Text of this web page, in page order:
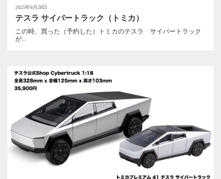
2025年6月28日
テスラ サイバートラック（トミカ）
この時、買った（予約した）トミカのテスラ サイバートラック
が...